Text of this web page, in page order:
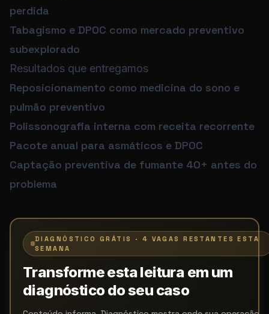
perdida
Tabagismo e DPOC como mercado preventivo
subexplorado
Resultados que entregamos
Reposicionamento como medicina do sono e
pulmão preventivo
Polissonografia interna com receita recorrente
Pacote anual para asmáticos e DPOC
Captação preventiva de fumante 40+ antes do
problema
DIAGNÓSTICO GRÁTIS · 4 VAGAS RESTANTES ESTA
SEMANA
Transforme esta leitura em um
diagnóstico do seu caso